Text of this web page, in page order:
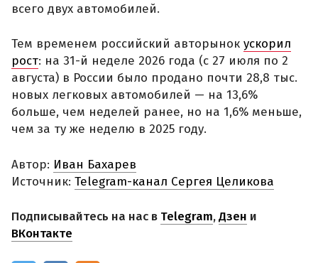
всего двух автомобилей.
Тем временем российский авторынок ускорил
рост: на 31-й неделе 2026 года (с 27 июля по 2
августа) в России было продано почти 28,8 тыс.
новых легковых автомобилей — на 13,6%
больше, чем неделей ранее, но на 1,6% меньше,
чем за ту же неделю в 2025 году.
Автор: Иван Бахарев
Источник: Telegram-канал Сергея Целикова
Подписывайтесь на нас в Telegram,Дзен и
ВКонтакте